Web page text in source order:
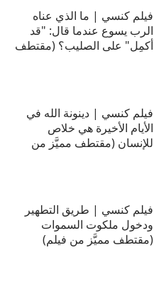
فيلم كنسي | ما الذي عناه
الرب يسوع عندما قال: "قد
أكمِل" على الصليب؟ (مقتطف
فيلم كنسي | دينونة الله في
الأيام الأخيرة هي خلاص
للإنسان (مقتطف مميَّز من
فيلم كنسي | طريق التطهير
ودخول ملكوت السموات
(مقتطف مميَّز من فيلم)